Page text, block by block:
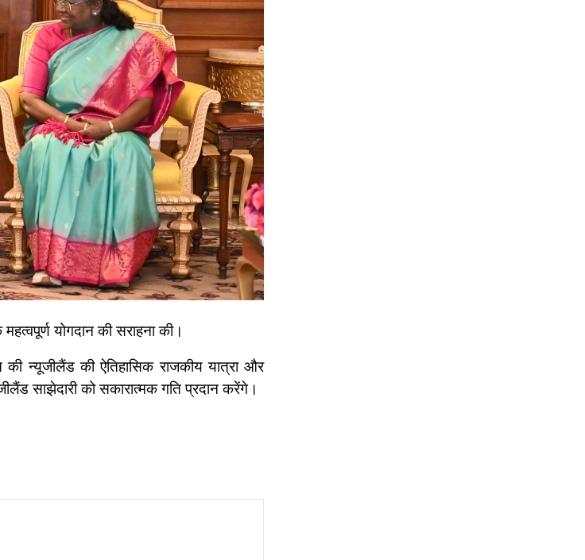
योगदान की सराहना की।
न्यूजीलैंड की ऐतिहासिक राजकीय यात्रा और
साझेदारी को सकारात्मक गति प्रदान करेंगे।